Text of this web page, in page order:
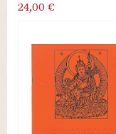
24,00 €